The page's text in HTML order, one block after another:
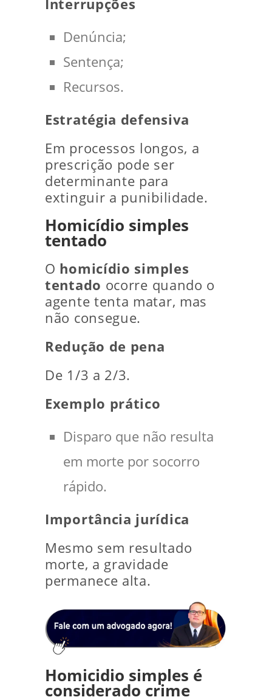
Interrupções
Denúncia;
Sentença;
Recursos.
Estratégia defensiva
Em processos longos, a
prescrição pode ser
determinante para
extinguir a punibilidade.
Homicídio simples
tentado
O homicídio simples
tentado ocorre quando o
agente tenta matar, mas
não consegue.
Redução de pena
De 1/3 a 2/3.
Exemplo prático
Disparo que não resulta
em morte por socorro
rápido.
Importância jurídica
Mesmo sem resultado
morte, a gravidade
permanece alta.
Homicidio simples é
considerado crime